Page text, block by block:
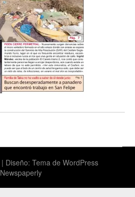
| Diseño: Tema de WordPress
Newspaperly